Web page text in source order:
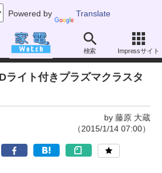
Powered by Translate
検索 Impressサイト
ライト付きプラズマクラスタ
by 藤原 大蔵
（2015/1/14 07:00）